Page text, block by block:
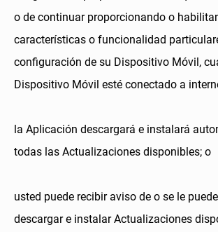
o de continuar proporcionando o
características o funcionalidad
configuración de su Dispositivo Móvil,
Dispositivo Móvil esté conectado a
la Aplicación descargará e instalará
todas las Actualizaciones disponibles; o
usted puede recibir aviso de o se le
descargar e instalar Actualizaciones